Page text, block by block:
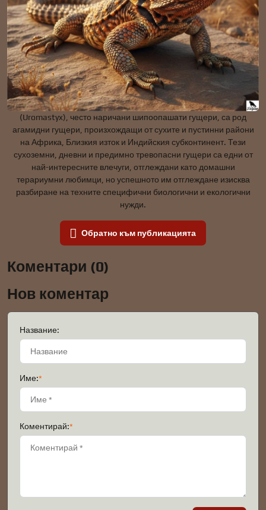
(Uromastyx), често наричани шипоопашати гущери, са род
агамидни гущери, произхождащи от сухите и пустинни райони
на Африка, Близкия изток и Индийския субконтинент. Тези
сухоземни, дневни и предимно тревопасни гущери са едни от
най-интересните влечуги, отглеждани като домашни
терариумни любимци, но успешното им отглеждане изисква
разбиране на техните специфични биологични и екологични
нужди.
Обратно към публикацията
Коментари (0)
Нов коментар
Название:
Име:*
Коментирай:*